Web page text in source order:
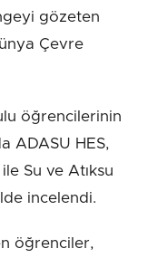
gözeten
Çevre
öğrencilerinin
ADASU HES,
Su ve Atıksu
incelendi.
öğrenciler,